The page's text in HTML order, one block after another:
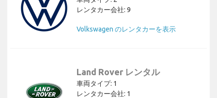
レンタカー会社: 9
Volkswagen のレンタカーを表示
Land Rover レンタル
車両タイプ: 1
レンタカー会社: 1